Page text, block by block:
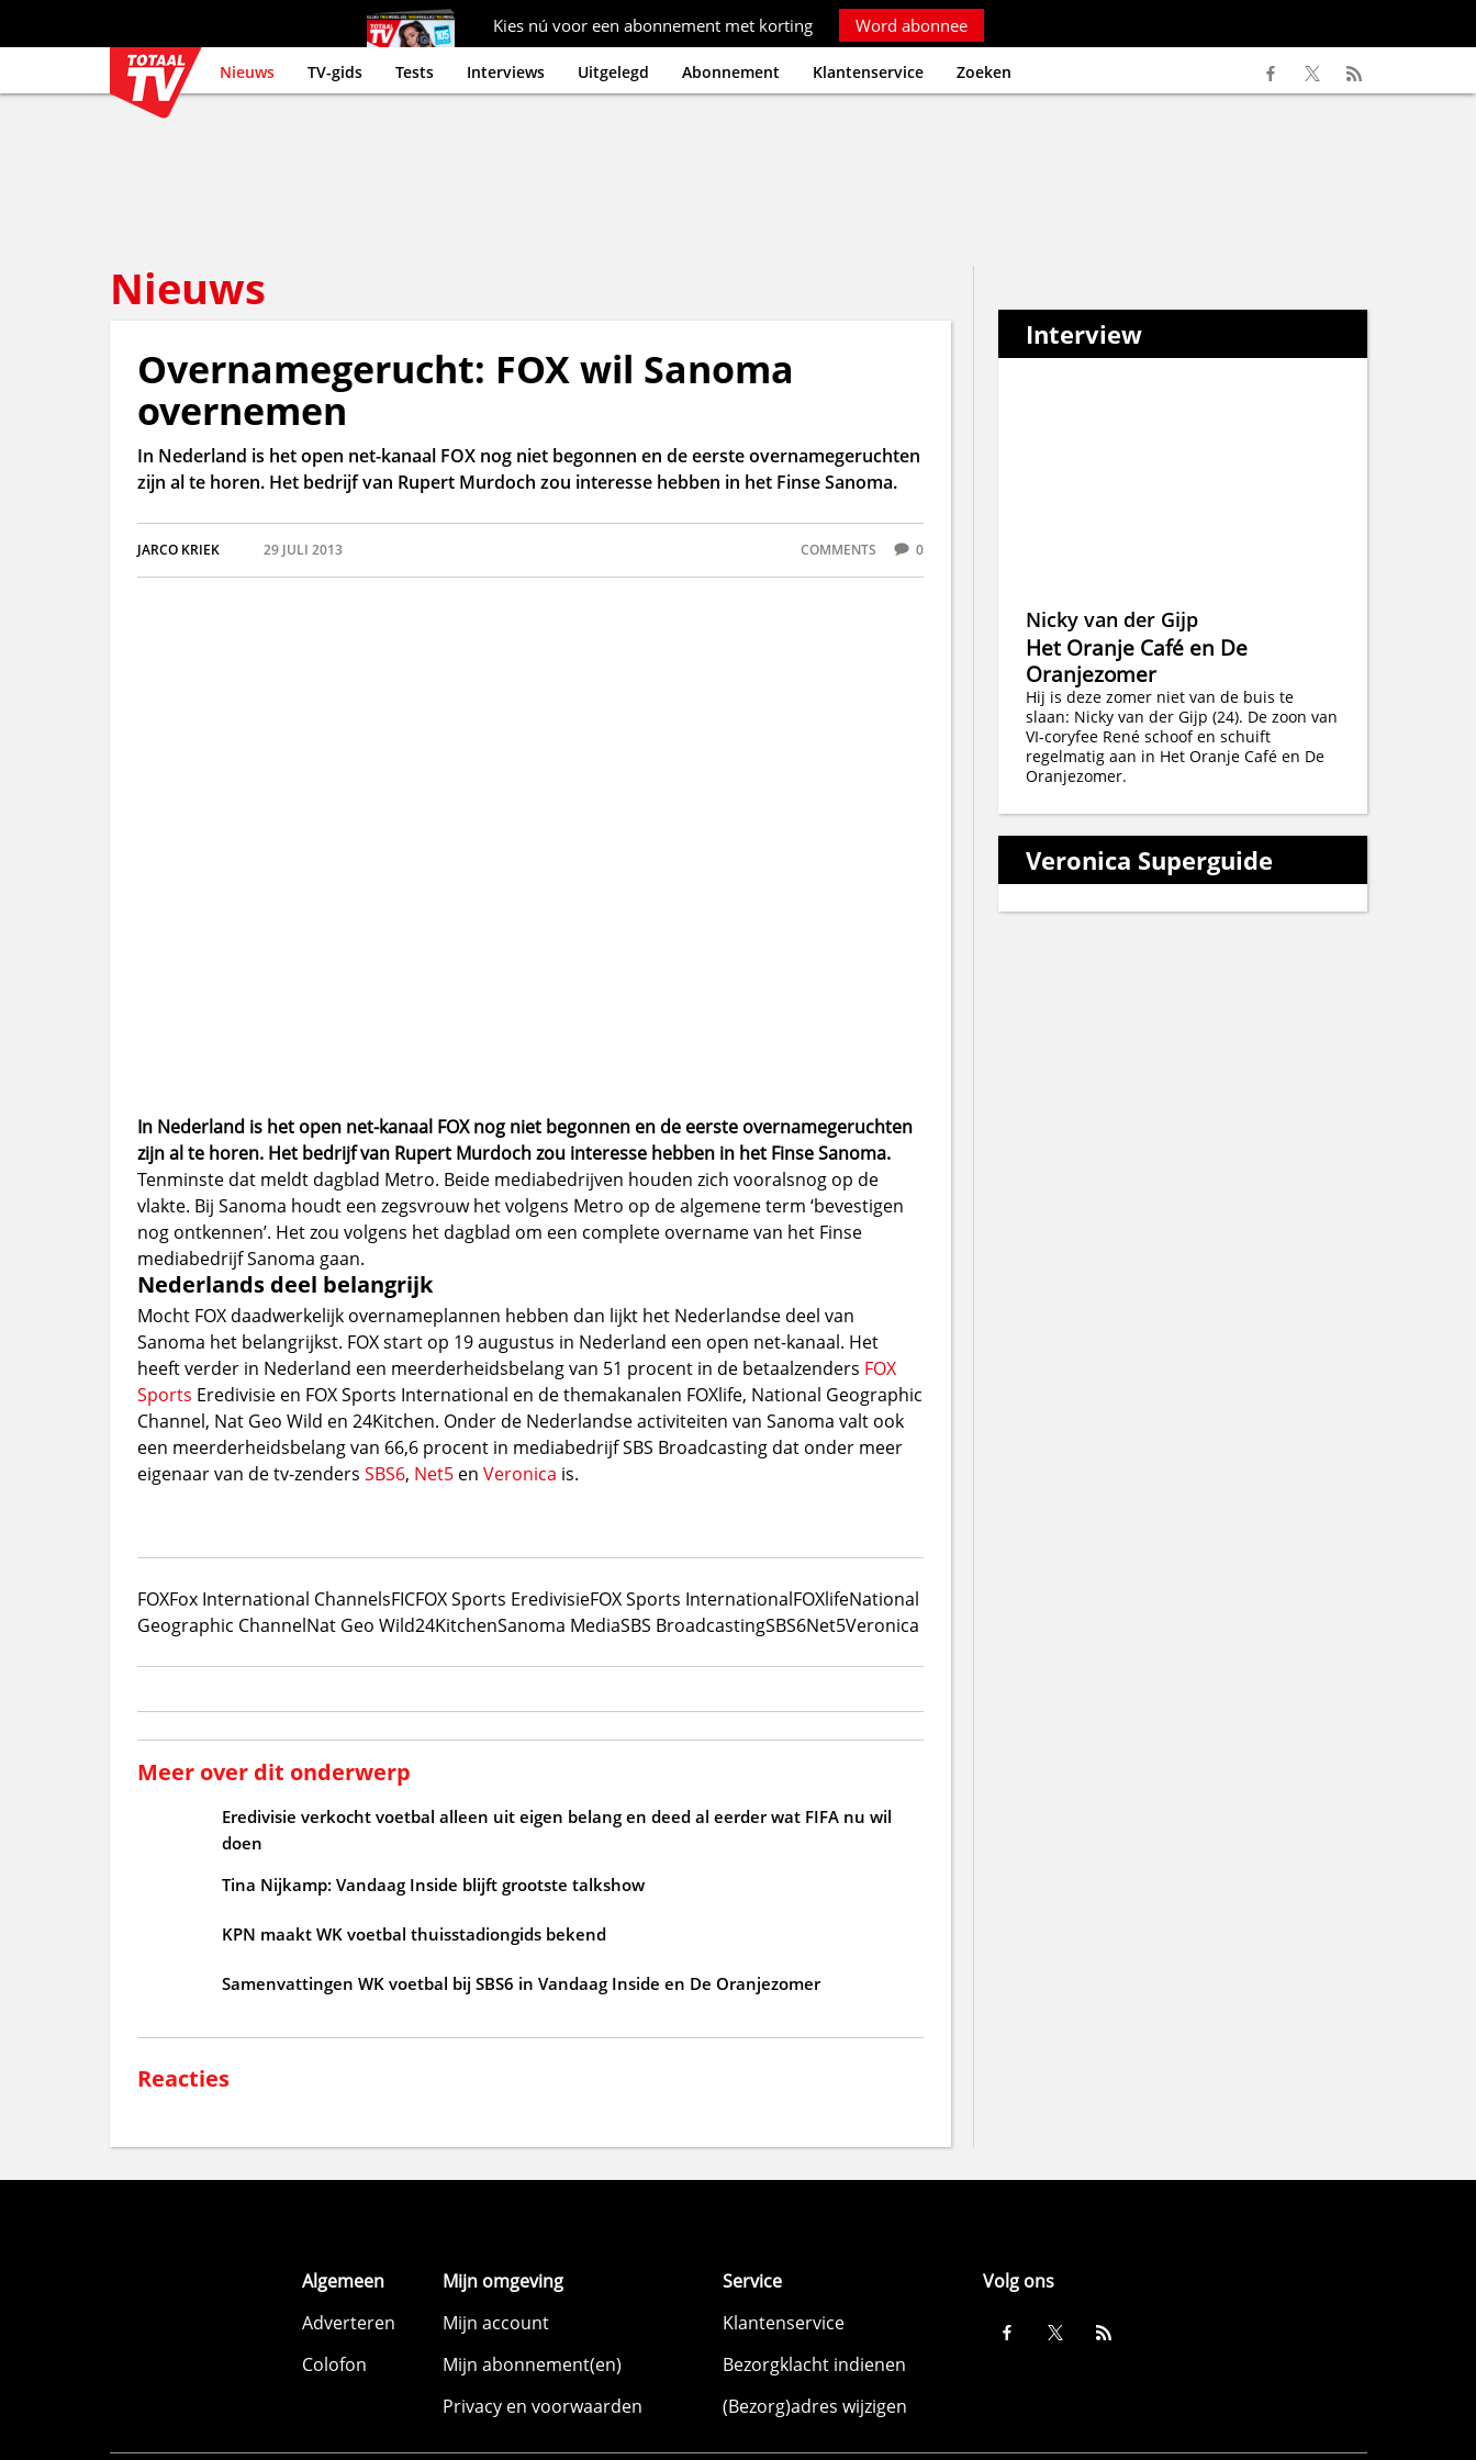
Kies nú voor een abonnement met korting Word abonnee
Nieuws TV-gids Tests Interviews Uitgelegd Abonnement Klantenservice Zoeken
Nieuws
Overnamegerucht: FOX wil Sanoma
overnemen
In Nederland is het open net-kanaal FOX nog niet begonnen en de eerste overnamegeruchten
zijn al te horen. Het bedrijf van Rupert Murdoch zou interesse hebben in het Finse Sanoma.
JARCO KRIEK 29 JULI 2013 COMMENTS 0
In Nederland is het open net-kanaal FOX nog niet begonnen en de eerste overnamegeruchten
zijn al te horen. Het bedrijf van Rupert Murdoch zou interesse hebben in het Finse Sanoma.
Tenminste dat meldt dagblad Metro. Beide mediabedrijven houden zich vooralsnog op de
vlakte. Bij Sanoma houdt een zegsvrouw het volgens Metro op de algemene term ‘bevestigen
nog ontkennen’. Het zou volgens het dagblad om een complete overname van het Finse
mediabedrijf Sanoma gaan.
Nederlands deel belangrijk
Mocht FOX daadwerkelijk overnameplannen hebben dan lijkt het Nederlandse deel van
Sanoma het belangrijkst. FOX start op 19 augustus in Nederland een open net-kanaal. Het
heeft verder in Nederland een meerderheidsbelang van 51 procent in de betaalzenders FOX
Sports Eredivisie en FOX Sports International en de themakanalen FOXlife, National Geographic
Channel, Nat Geo Wild en 24Kitchen. Onder de Nederlandse activiteiten van Sanoma valt ook
een meerderheidsbelang van 66,6 procent in mediabedrijf SBS Broadcasting dat onder meer
eigenaar van de tv-zenders SBS6, Net5en Veronica is.
FOXFox International ChannelsFICFOX Sports EredivisieFOX Sports InternationalFOXlifeNational
Geographic ChannelNat Geo Wild24KitchenSanoma MediaSBS BroadcastingSBS6Net5Veronica
Meer over dit onderwerp
Eredivisie verkocht voetbal alleen uit eigen belang en deed al eerder wat FIFA nu wil
doen
Tina Nijkamp: Vandaag Inside blijft grootste talkshow
KPN maakt WK voetbal thuisstadiongids bekend
Samenvattingen WK voetbal bij SBS6 in Vandaag Inside en De Oranjezomer
Reacties
Interview
Nicky van der Gijp
Het Oranje Café en De
Oranjezomer
Hij is deze zomer niet van de buis te
slaan: Nicky van der Gijp (24). De zoon van
VI-coryfee René schoof en schuift
regelmatig aan in Het Oranje Café en De
Oranjezomer.
Veronica Superguide
Algemeen
Adverteren
Colofon
Mijn omgeving
Mijn account
Mijn abonnement(en)
Privacy en voorwaarden
Service
Klantenservice
Bezorgklacht indienen
(Bezorg)adres wijzigen
Volg ons